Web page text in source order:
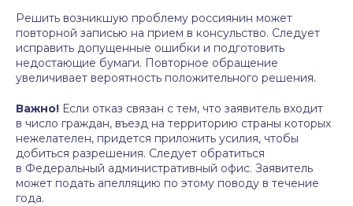
Решить возникшую проблему россиянин может
повторной записью на прием в консульство. Следует
исправить допущенные ошибки и подготовить
недостающие бумаги. Повторное обращение
увеличивает вероятность положительного решения.
Важно! Если отказ связан с тем, что заявитель входит
в число граждан, въезд на территорию страны которых
нежелателен, придется приложить усилия, чтобы
добиться разрешения. Следует обратиться
в Федеральный административный офис. Заявитель
может подать апелляцию по этому поводу в течение
года.